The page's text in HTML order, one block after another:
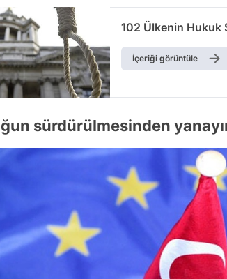
102 Ülkenin Hukuk
İçeriği görüntüle
sürdürülmesinden